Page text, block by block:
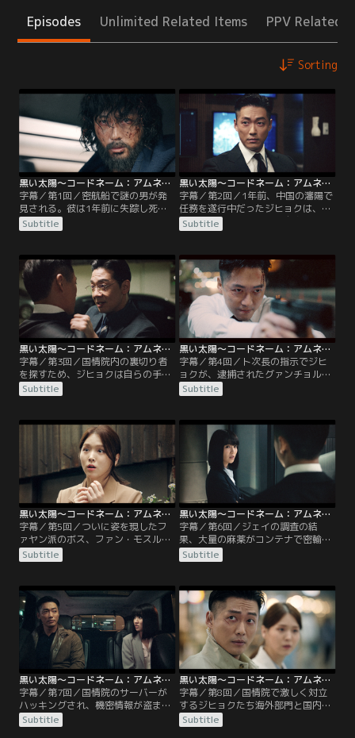
Episodes Unlimited Related Items PPV Related
Sorting
黒い太陽～コードネーム：アムネシア～ 第01話／字幕
字幕／第1回／密航船で謎の男が発
見される。彼は1年前に失踪し死亡
扱いになっていた国家情報院の要
員、ハン・ジヒョクだった。ジヒョ
っていた。彼の元直属の上司ハ・ド
ンギュンチーム長、カン・ピロ海外
情報局長、海外部門の責任者ト・ジ
ンスク次長は、ジヒョク発見の報を
聞き、歓迎するどころか当惑した面
持ちだ。
Subtitle
黒い太陽～コードネーム：アムネシア～ 第02話／字幕
字幕／第2回／1年前、中国の瀋陽で
任務を遂行中だったジヒョクは、パ
ートナーを惨殺され、彼自身は行方
不明となっていた。ジヒョクはカン
訴えるが、犯罪情報統合センターの
現場支援チームに配属される。パー
トナーは情報分析室出身のユ・ジェ
イ。ある日、マンションの窓から見
えるライトが気になったジヒョク
は……。
Subtitle
黒い太陽～コードネーム：アムネシア～ 第03話／字幕
字幕／第3回／国情院内の裏切り者
を探すため、ジヒョクは自らの手で
記憶を消していた。そんな中、アイ
ドル歌手が麻薬を使用し死亡した事
通させているファヤン派の情報が入
る。1年前のジヒョクの任務も、こ
のファヤン派がらみだった。組織の
ナンバー2チャン・グァンチョルが
韓国に入国したことを知ったハチー
ム長は……。
Subtitle
黒い太陽～コードネーム：アムネシア～ 第04話／字幕
字幕／第4回／ト次長の指示でジヒ
ョクが、逮捕されたグァンチョルを
取り調べることになる。暴力的な尋
問をするジヒョクにグァンチョル
ぶ。グァンチョルの運転手をしてい
た男に、何か思い出したら連絡をく
れと自分の連絡先を教えるジヒョ
ク。警察署を後にするが、その頃フ
ァヤン派が大挙して警察署を襲い署
は大混乱となる。
Subtitle
黒い太陽～コードネーム：アムネシア～ 第05話／字幕
字幕／第5回／ついに姿を現したフ
ァヤン派のボス、ファン・モスル。
ジヒョクは監視カメラの映像から、
瀋陽での情報提供者チュンギルがフ
る。1人で調査を続けるため、ト次
長に1週間の休暇を申請するジヒョ
ク。ト次長はジヒョクの意図を知り
ながら許可する。ジヒョクはジェイ
に、チュンギルの捜索に協力してく
れと頼む。
Subtitle
黒い太陽～コードネーム：アムネシア～ 第06話／字幕
字幕／第6回／ジェイの調査の結
果、大量の麻薬がコンテナで密輸さ
れることをつかむジヒョク。港でコ
ンテナを調べていたジヒョクはファ
拷問されるジヒョクは、ペク謀士と
呼ばれる謎の人物が背後にいること
を知る。飲み込んでいたGPSを吐き
だして壊すのを合図に、ジェイが慣
れない拳銃を手にホテルの部屋に突
入する……。
Subtitle
黒い太陽～コードネーム：アムネシア～ 第07話／字幕
字幕／第7回／国情院のサーバーが
ハッキングされ、機密情報が盗まれ
る。犯人は、ジェイの元上司で自殺
したチェ・イルラク課長の息子サン
Subtitle
黒い太陽～コードネーム：アムネシア～ 第08話／字幕
字幕／第8回／国情院で激しく対立
するジヒョクたち海外部門と国内部
門。サンギュンを捜索する責任者
は、ジヒョクのかつての同僚で今は
Subtitle